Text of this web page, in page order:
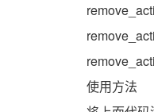
使用方法